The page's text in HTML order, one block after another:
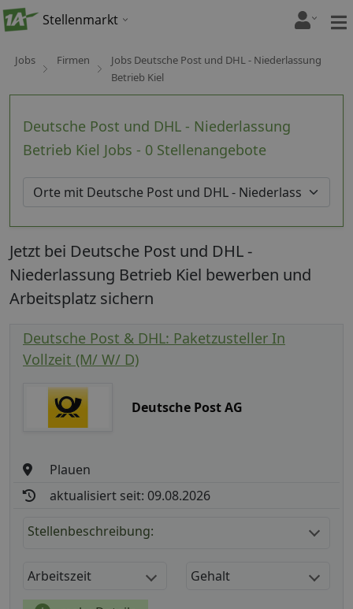
Stellenmarkt
Jobs Firmen
Jobs Deutsche Post und DHL - Niederlassung
Betrieb Kiel
Deutsche Post und DHL - Niederlassung
Betrieb Kiel Jobs - 0 Stellenangebote
Jetzt bei Deutsche Post und DHL -
Niederlassung Betrieb Kiel bewerben und
Arbeitsplatz sichern
Deutsche Post & DHL: Paketzusteller In
Vollzeit (M/ W/ D)
Deutsche Post AG
Plauen
aktualisiert seit: 09.08.2026
Stellenbeschreibung:
Arbeitszeit Gehalt